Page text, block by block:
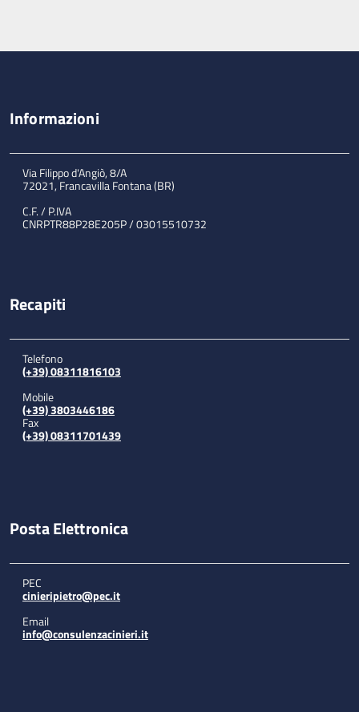
Informazioni
Via Filippo d'Angiò, 8/A
72021, Francavilla Fontana (BR)
C.F. / P.IVA
CNRPTR88P28E205P / 03015510732
Recapiti
Telefono
(+39) 08311816103
Mobile
(+39) 3803446186
Fax
(+39) 08311701439
Posta Elettronica
PEC
cinieripietro@pec.it
Email
info@consulenzacinieri.it